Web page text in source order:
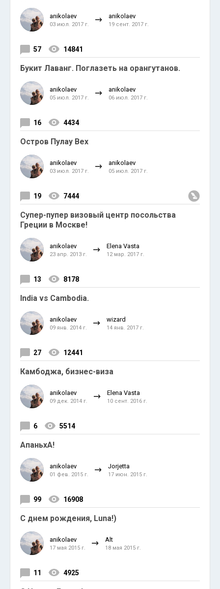
anikolaev
03 июл. 2017 г.
anikolaev
19 сент. 2017 г.
57 14841
Букит Лаванг. Поглазеть на орангутанов.
anikolaev
05 июл. 2017 г.
anikolaev
06 июл. 2017 г.
16 4434
Остров Пулау Вех
anikolaev
03 июл. 2017 г.
anikolaev
05 июл. 2017 г.
19 7444
Супер-пупер визовый центр посольства
Греции в Москве!
anikolaev
23 апр. 2013 г.
Elena Vasta
12 мар. 2017 г.
13 8178
India vs Cambodia.
anikolaev
09 янв. 2014 г.
wizard
14 янв. 2017 г.
27 12441
Камбоджа, бизнес-виза
anikolaev
09 дек. 2014 г.
Elena Vasta
10 сент. 2016 г.
6 5514
АпаньхА!
anikolaev
01 фев. 2015 г.
Jorjetta
17 июн. 2015 г.
99 16908
С днем рождения, Luna!)
anikolaev
17 мая 2015 г.
Alt
18 мая 2015 г.
11 4925